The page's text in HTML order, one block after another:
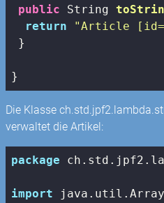
public String
return
"Article
}
}
Die Klasse
verwaltet die Artikel:
package
import